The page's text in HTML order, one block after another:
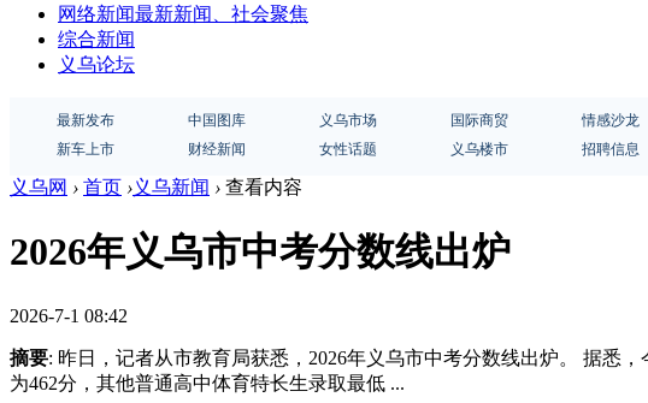
网络新闻最新新闻、社会聚焦
综合新闻
义乌论坛
最新发布 中国图库 义乌市场 国际商贸 情感沙龙
新车上市
财经新闻 女性话题 义乌楼市 招聘信息
义乌网 › 首页 ›义乌新闻 › 查看内容
2026年义乌市中考分数线出炉
2026-7-1 08:42
摘要: 昨日，记者从市教育局获悉，2026年义乌市中考分数线出炉。 据悉
为462分，其他普通高中体育特长生录取最低 ...